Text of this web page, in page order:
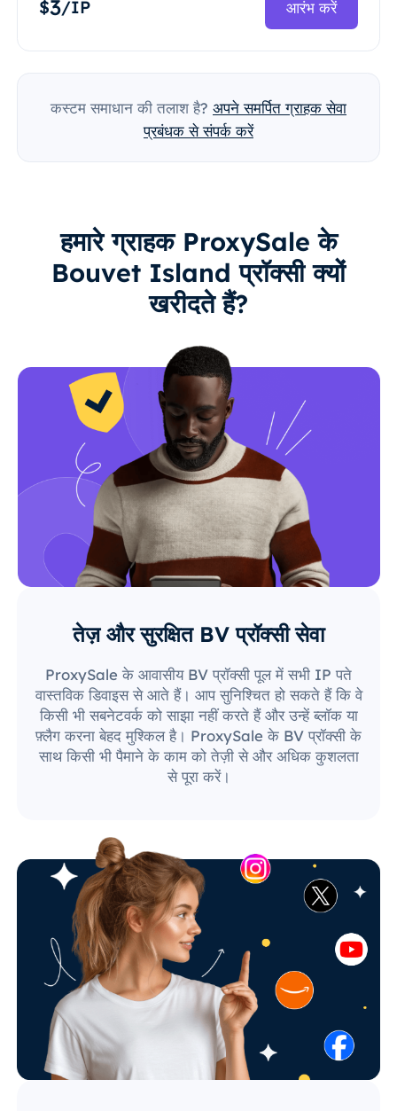
$3/IP आरंभ करें
कस्टम समाधान की तलाश है? अपने समर्पित ग्राहक सेवा
प्रबंधक से संपर्क करें
हमारे ग्राहक ProxySale के
Bouvet Island प्रॉक्सी क्यों
खरीदते हैं?
तेज़ और सुरक्षित BV प्रॉक्सी सेवा
ProxySale के आवासीय BV प्रॉक्सी पूल में सभी IP पते
वास्तविक डिवाइस से आते हैं। आप सुनिश्चित हो सकते हैं कि वे
किसी भी सबनेटवर्क को साझा नहीं करते हैं और उन्हें ब्लॉक या
फ़्लैग करना बेहद मुश्किल है। ProxySale के BV प्रॉक्सी के
साथ किसी भी पैमाने के काम को तेज़ी से और अधिक कुशलता
से पूरा करें।